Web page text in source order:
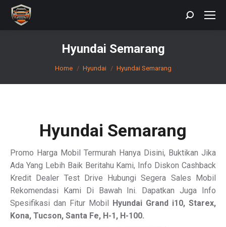
Search:
Hyundai Semarang
You are here:
Home Hyundai Hyundai Semarang
Hyundai Semarang
Promo Harga Mobil Termurah Hanya Disini, Buktikan Jika
Ada Yang Lebih Baik Beritahu Kami, Info Diskon Cashback
Kredit Dealer Test Drive Hubungi Segera Sales Mobil
Rekomendasi Kami Di Bawah Ini. Dapatkan Juga Info
Spesifikasi dan Fitur Mobil Hyundai Grand i10, Starex,
Kona, Tucson, Santa Fe, H-1, H-100.